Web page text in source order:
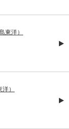
東洋）
）